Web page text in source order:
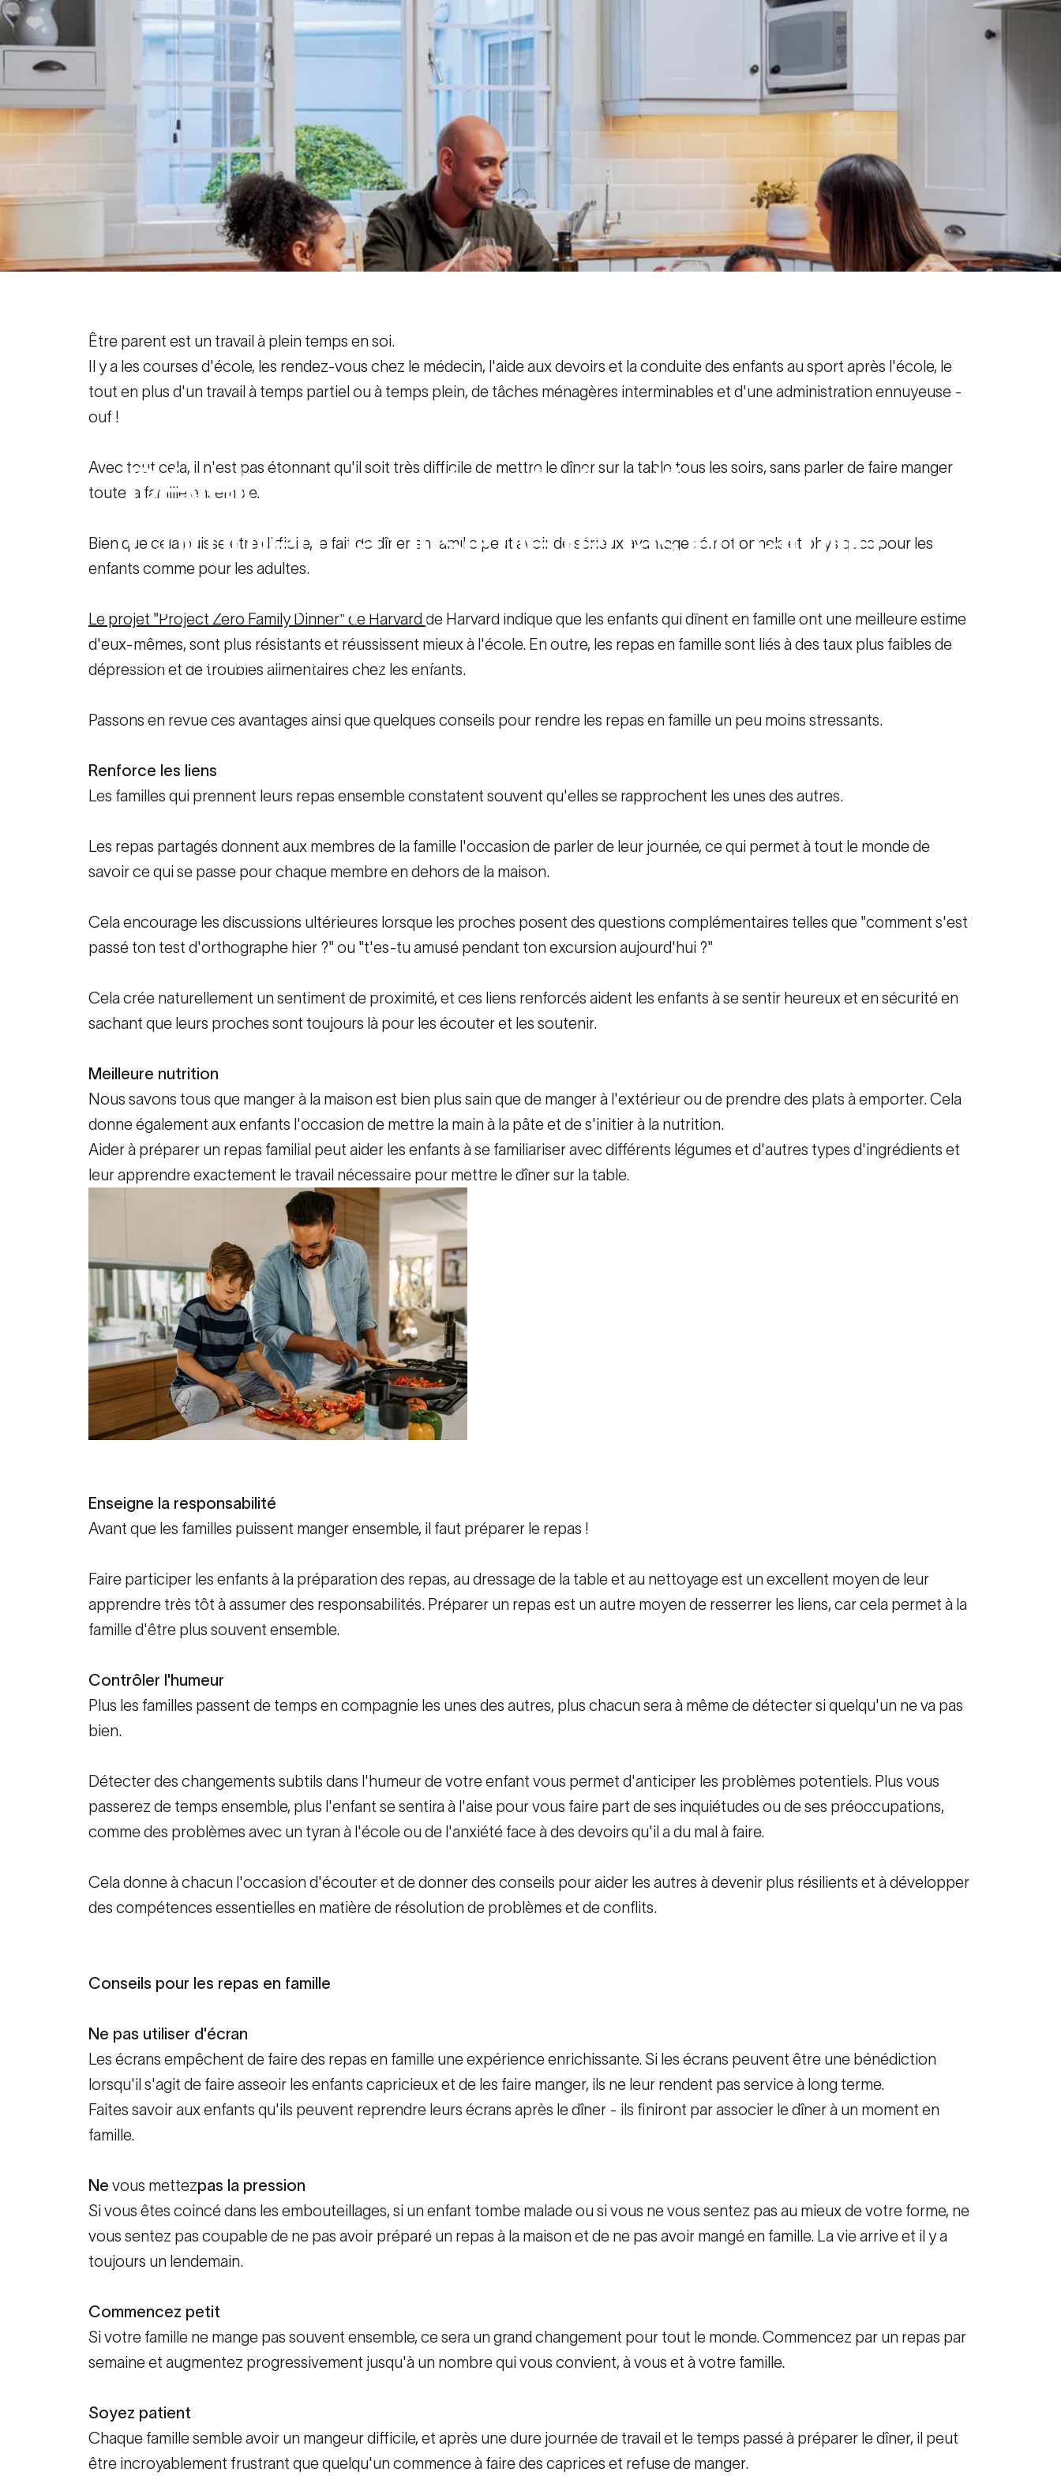
Développementde lafamille:
Commentlaprisede repasenfamille
bénéfique
Ressources familiales Développement de la famille : Comment la prise de repas en famille est bénéfique pour tout le monde
Être parent est un travail à plein temps en soi.
Il y a les courses d'école, les rendez-vous chez le médecin, l'aide aux devoirs et la conduite des enfants au sport après l'école, le
tout en plus d'un travail à temps partiel ou à temps plein, de tâches ménagères interminables et d'une administration ennuyeuse -
ouf !
Avec tout cela, il n'est pas étonnant qu'il soit très difficile de mettre le dîner sur la table tous les soirs, sans parler de faire manger
toute la famille ensemble.
Bien que cela puisse être difficile, le fait de dîner en famille peut avoir de sérieux avantages émotionnels et physiques pour les
enfants comme pour les adultes.
Le projet "Project Zero Family Dinner" de Harvard de Harvard indique que les enfants qui dînent en famille ont une meilleure estime
d'eux-mêmes, sont plus résistants et réussissent mieux à l'école. En outre, les repas en famille sont liés à des taux plus faibles de
dépression et de troubles alimentaires chez les enfants.
Passons en revue ces avantages ainsi que quelques conseils pour rendre les repas en famille un peu moins stressants.
Renforce les liens
Les familles qui prennent leurs repas ensemble constatent souvent qu'elles se rapprochent les unes des autres.
Les repas partagés donnent aux membres de la famille l'occasion de parler de leur journée, ce qui permet à tout le monde de
savoir ce qui se passe pour chaque membre en dehors de la maison.
Cela encourage les discussions ultérieures lorsque les proches posent des questions complémentaires telles que "comment s'est
passé ton test d'orthographe hier ?" ou "t'es-tu amusé pendant ton excursion aujourd'hui ?"
Cela crée naturellement un sentiment de proximité, et ces liens renforcés aident les enfants à se sentir heureux et en sécurité en
sachant que leurs proches sont toujours là pour les écouter et les soutenir.
Meilleure nutrition
Nous savons tous que manger à la maison est bien plus sain que de manger à l'extérieur ou de prendre des plats à emporter. Cela
donne également aux enfants l'occasion de mettre la main à la pâte et de s'initier à la nutrition.
Aider à préparer un repas familial peut aider les enfants à se familiariser avec différents légumes et d'autres types d'ingrédients et
leur apprendre exactement le travail nécessaire pour mettre le dîner sur la table.
Enseigne la responsabilité
Avant que les familles puissent manger ensemble, il faut préparer le repas !
Faire participer les enfants à la préparation des repas, au dressage de la table et au nettoyage est un excellent moyen de leur
apprendre très tôt à assumer des responsabilités. Préparer un repas est un autre moyen de resserrer les liens, car cela permet à la
famille d'être plus souvent ensemble.
Contrôler l'humeur
Plus les familles passent de temps en compagnie les unes des autres, plus chacun sera à même de détecter si quelqu'un ne va pas
bien.
Détecter des changements subtils dans l'humeur de votre enfant vous permet d'anticiper les problèmes potentiels. Plus vous
passerez de temps ensemble, plus l'enfant se sentira à l'aise pour vous faire part de ses inquiétudes ou de ses préoccupations,
comme des problèmes avec un tyran à l'école ou de l'anxiété face à des devoirs qu'il a du mal à faire.
Cela donne à chacun l'occasion d'écouter et de donner des conseils pour aider les autres à devenir plus résilients et à développer
des compétences essentielles en matière de résolution de problèmes et de conflits.
Conseils pour les repas en famille
Ne pas utiliser d'écran
Les écrans empêchent de faire des repas en famille une expérience enrichissante. Si les écrans peuvent être une bénédiction
lorsqu'il s'agit de faire asseoir les enfants capricieux et de les faire manger, ils ne leur rendent pas service à long terme.
Faites savoir aux enfants qu'ils peuvent reprendre leurs écrans après le dîner - ils finiront par associer le dîner à un moment en
famille.
Ne vous mettezpas la pression
Si vous êtes coincé dans les embouteillages, si un enfant tombe malade ou si vous ne vous sentez pas au mieux de votre forme, ne
vous sentez pas coupable de ne pas avoir préparé un repas à la maison et de ne pas avoir mangé en famille. La vie arrive et il y a
toujours un lendemain.
Commencez petit
Si votre famille ne mange pas souvent ensemble, ce sera un grand changement pour tout le monde. Commencez par un repas par
semaine et augmentez progressivement jusqu'à un nombre qui vous convient, à vous et à votre famille.
Soyez patient
Chaque famille semble avoir un mangeur difficile, et après une dure journée de travail et le temps passé à préparer le dîner, il peut
être incroyablement frustrant que quelqu'un commence à faire des caprices et refuse de manger.